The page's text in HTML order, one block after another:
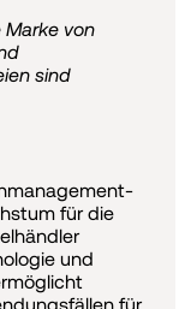
von
sind
für die
und